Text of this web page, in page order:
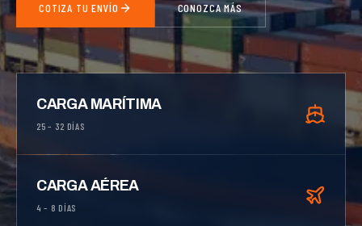
COTIZA TU ENVÍO CONOZCA MÁS
CARGA MARÍTIMA
25 – 32 DÍAS
CARGA AÉREA
4 – 8 DÍAS